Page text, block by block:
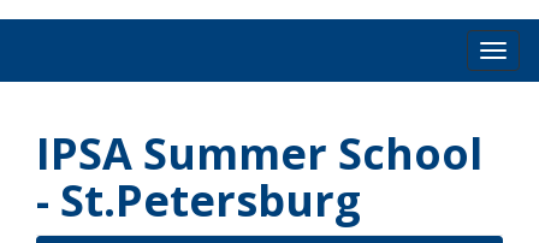
IPSA Summer School
- St.Petersburg